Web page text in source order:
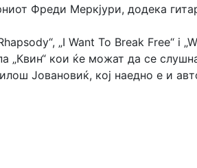
Фреди Меркјури, додека
„I Want To Break Free“ i
„Квин“ кои ќе можат да се
Јовановиќ, кој наедно е и